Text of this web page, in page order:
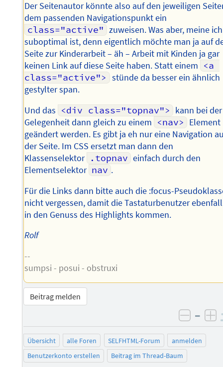
Der Seitenautor könnte also auf den jeweiligen
dem passenden Navigationspunkt ein
class="active" zuweisen. Was aber, meine
suboptimal ist, denn eigentlich möchte man ja auf
Seite zur Kinderarbeit – äh – Arbeit mit Kinden ja gar
keinen Link auf diese Seite haben. Statt einem <a
class="active"> stünde da besser ein ähnlich
gestylter span.
Und das <div class="topnav"> kann bei der
Gelegenheit dann gleich zu einem <nav> Element
geändert werden. Es gibt ja eh nur eine Navigation
der Seite. Im CSS ersetzt man dann den
Klassenselektor .topnav einfach durch den
Elementselektor nav .
Für die Links dann bitte auch die :focus-
nicht vergessen, damit die Tastaturbenutzer
in den Genuss des Highlights kommen.
Rolf
--
sumpsi - posui - obstruxi
Beitrag melden
–
Übersicht alle Foren SELFHTML-Forum
anmelden
Benutzerkonto erstellen
Beitrag im Thread-Baum